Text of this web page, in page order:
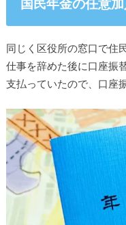
国民年金の任意
同じく区役所の窓口で住
仕事を辞めた後に口座振
支払っていたので、口座